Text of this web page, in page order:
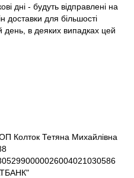
дні - будуть відправлені на
доставки для більшості
день, в деяких випадках цей
Колток Тетяна Михайлівна